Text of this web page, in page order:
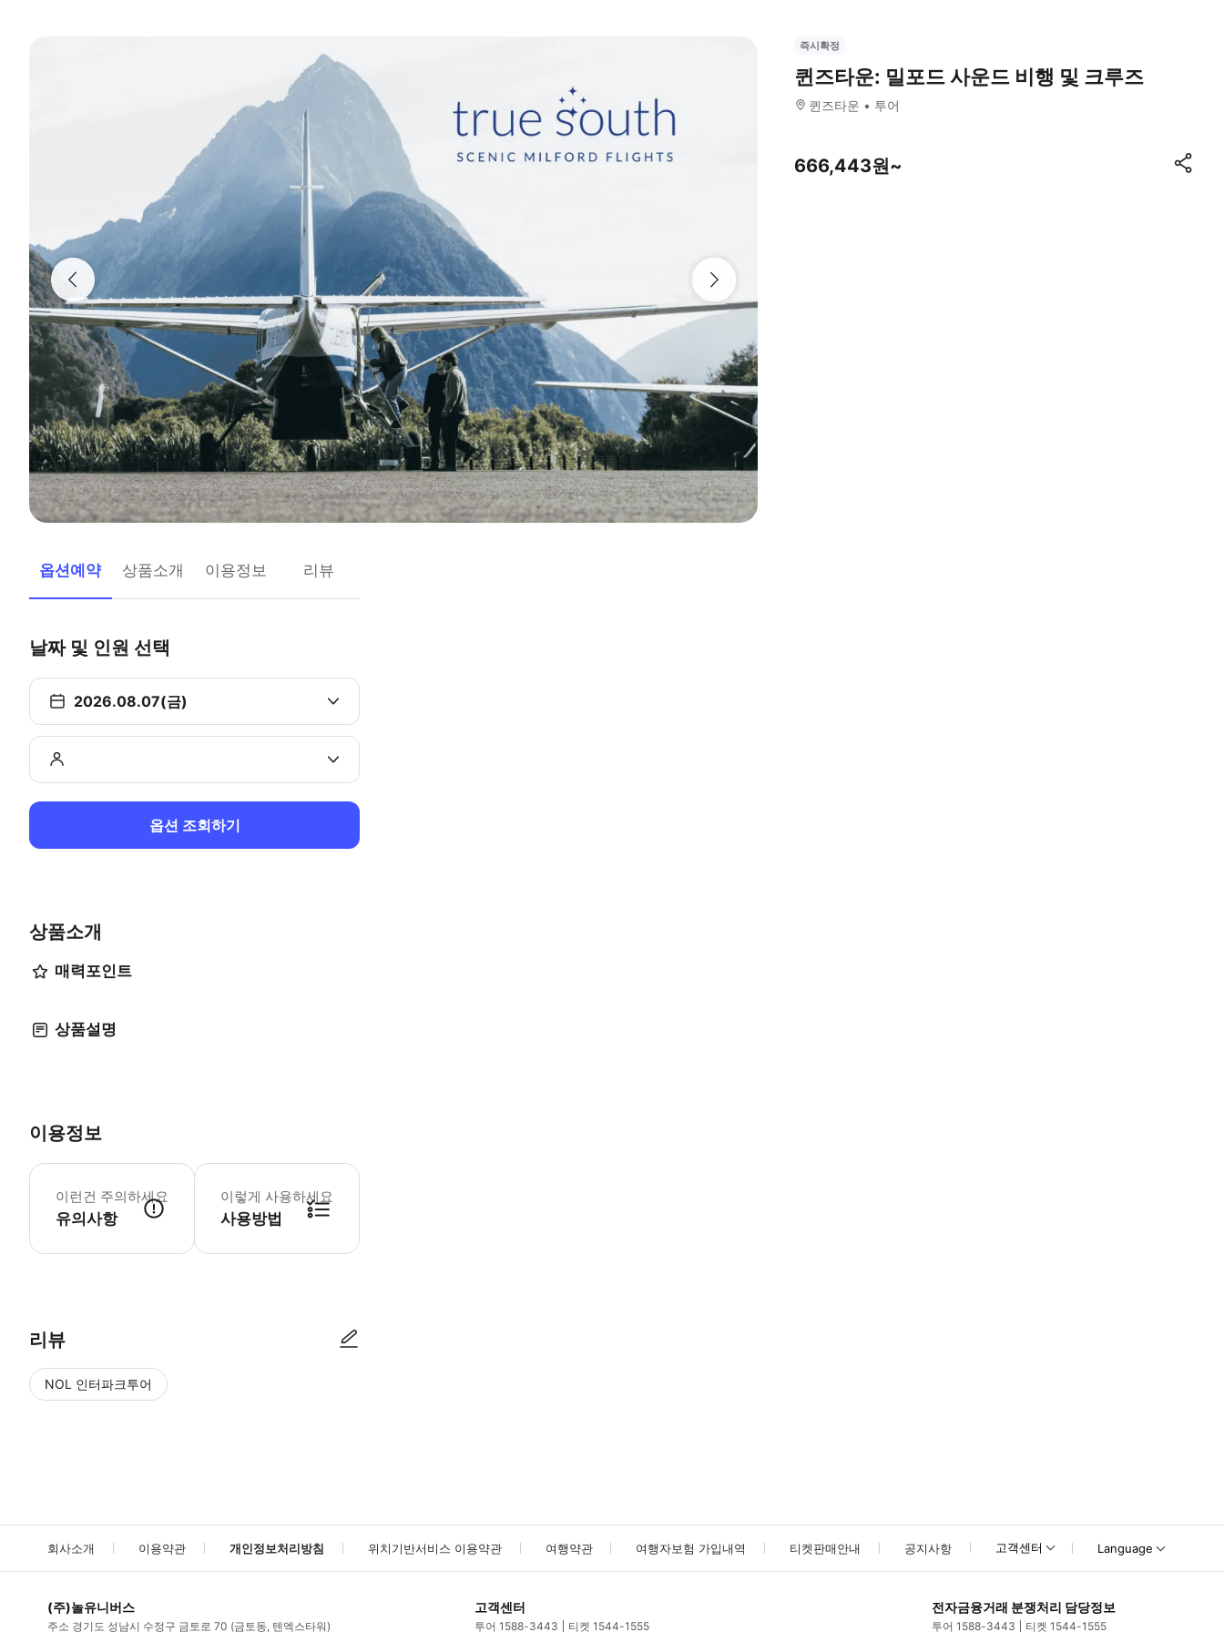
옵션예약 상품소개 이용정보 리뷰
날짜 및 인원 선택
2026.08.07(금)
옵션 조회하기
상품소개
매력포인트
상품설명
이용정보
이런건 주의하세요
유의사항
예약 시 모든 사람의 성명과 대략적인 개인별 몸무게를 알려주시기 바랍니다. 차이가 클 경우 투어에 참여하지 못할 수 있습니다. 170kg을 초과하는 승객은 안전 규정 및 승객 편의를 위해 안타
이렇게 사용하세요
사용방법
리뷰
NOL 인터파크투어
즉시확정
퀸즈타운: 밀포드 사운드 비행 및 크루즈
퀸즈타운 투어
666,443원~
회사소개 이용약관 개인정보처리방침 위치기반서비스 이용약관 여행약관 여행자보험 가입내역 티켓판매안내 공지사항 고객센터 Language
(주)놀유니버스
주소 경기도 성남시 수정구 금토로 70 (금토동, 텐엑스타워)
고객센터
투어 1588-3443 티켓 1544-1555
전자금융거래 분쟁처리 담당정보
투어 1588-3443 티켓 1544-1555